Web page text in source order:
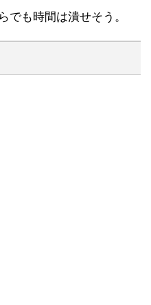
でも時間は潰せそう。